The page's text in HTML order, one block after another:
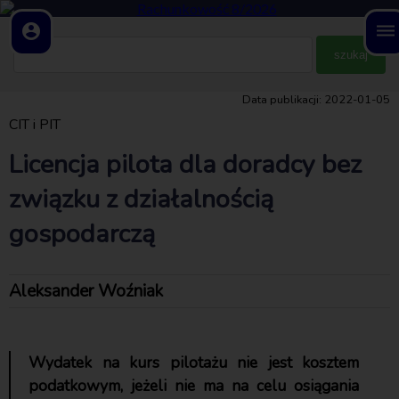
account_circle dehaze
Data publikacji: 2022-01-05
CIT i PIT
Licencja pilota dla doradcy bez
związku z działalnością
gospodarczą
Aleksander Woźniak
Wydatek na kurs pilotażu nie jest kosztem
podatkowym, jeżeli nie ma na celu osiągania